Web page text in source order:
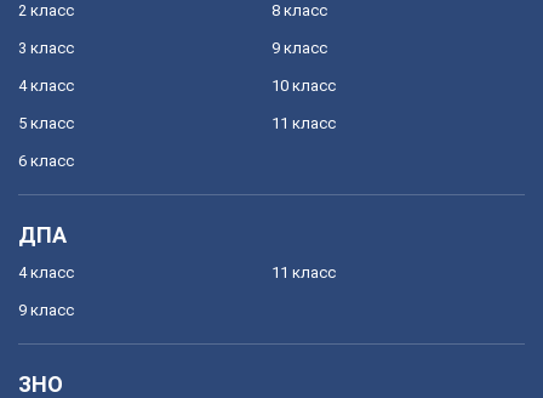
2 класс
3 класс
4 класс
5 класс
6 класс
8 класс
9 класс
10 класс
11 класс
ДПА
4 класс
9 класс
11 класс
ЗНО